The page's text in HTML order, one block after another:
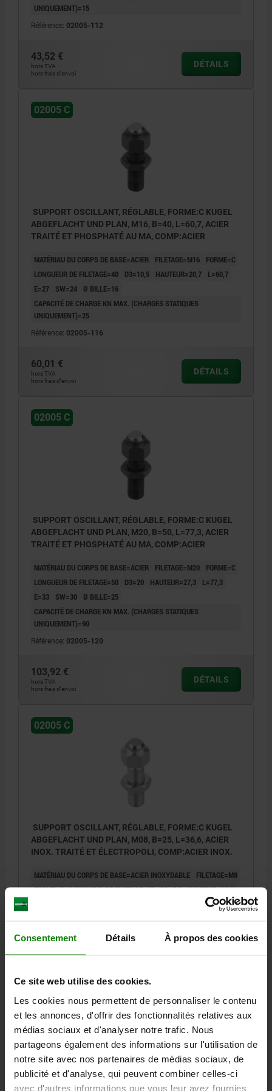
Consentement Détails À propos des cookies
Ce site web utilise des cookies.
Les cookies nous permettent de personnaliser le contenu
et les annonces, d'offrir des fonctionnalités relatives aux
médias sociaux et d'analyser notre trafic. Nous
partageons également des informations sur l'utilisation de
notre site avec nos partenaires de médias sociaux, de
publicité et d'analyse, qui peuvent combiner celles-ci
avec d'autres informations que vous leur avez fournies
UNIQUEMENT)=15
Référence: 02005-112
43,52 €
hors TVA
hors frais d’envoi
DÉTAILS
02005 C
SUPPORT OSCILLANT, RÉGLABLE, FORME:C KUGEL
ABGEFLACHT UND PLAN, M16, B=40, L=60,7, ACIER
TRAITÉ ET PHOSPHATÉ AU MA, COMP:ACIER
MATÉRIAU DU CORPS DE BASE=ACIER FILETAGE=M16
FORME=C
LONGUEUR DE FILETAGE=40
D3=10,5 HAUTEUR=20,7
L=60,7
E=27
SW=24
Ø BILLE=16
CAPACITÉ DE CHARGE KN MAX. (CHARGES STATIQUES
UNIQUEMENT)=25
Référence: 02005-116
60,01 €
hors TVA
hors frais d’envoi
DÉTAILS
02005 C
SUPPORT OSCILLANT, RÉGLABLE, FORME:C KUGEL
ABGEFLACHT UND PLAN, M20, B=50, L=77,3, ACIER
TRAITÉ ET PHOSPHATÉ AU MA, COMP:ACIER
MATÉRIAU DU CORPS DE BASE=ACIER FILETAGE=M20
FORME=C
LONGUEUR DE FILETAGE=50
D3=20 HAUTEUR=27,3
L=77,3
E=33
SW=30
Ø BILLE=25
CAPACITÉ DE CHARGE KN MAX. (CHARGES STATIQUES
UNIQUEMENT)=90
Référence: 02005-120
103,92 €
hors TVA
hors frais d’envoi
DÉTAILS
02005 C
SUPPORT OSCILLANT, RÉGLABLE, FORME:C KUGEL
ABGEFLACHT UND PLAN, M08, B=25, L=36,6, ACIER
INOX. TRAITÉ ET ÉLECTROPOLI, COMP:ACIER INOX.
MATÉRIAU DU CORPS DE BASE=ACIER INOXYDABLE
FILETAGE=M8
FORME=C LONGUEUR DE FILETAGE=25 D3=5,8 HAUTEUR=11,6
43,96 €
hors frais d’envoi
02005 C